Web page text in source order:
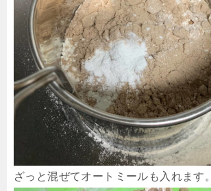
ざっと混ぜてオートミールも入れます。